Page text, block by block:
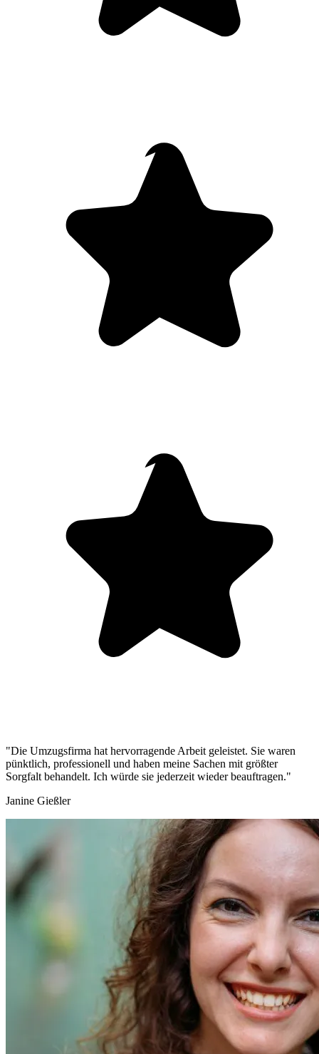
"Die Umzugsfirma hat hervorragende Arbeit geleistet. Sie waren
pünktlich, professionell und haben meine Sachen mit größter
Sorgfalt behandelt. Ich würde sie jederzeit wieder beauftragen."
Janine Gießler